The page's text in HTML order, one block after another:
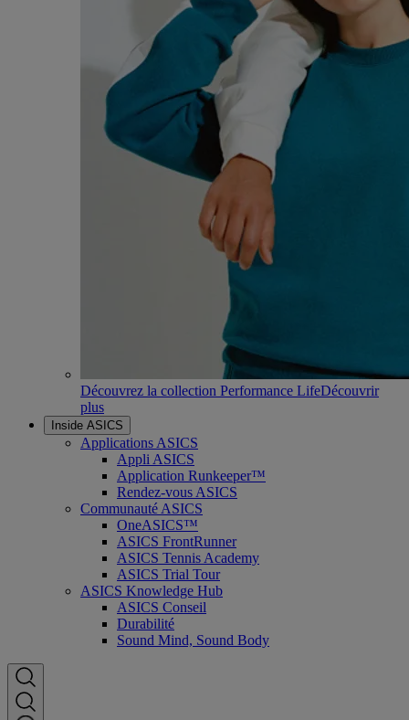
Découvrez la collection Performance LifeDécouvrir
plus
Inside ASICS
Applications ASICS
Appli ASICS
Application Runkeeper™
Rendez-vous ASICS
Communauté ASICS
OneASICS™
ASICS FrontRunner
ASICS Tennis Academy
ASICS Trial Tour
ASICS Knowledge Hub
ASICS Conseil
Durabilité
Sound Mind, Sound Body